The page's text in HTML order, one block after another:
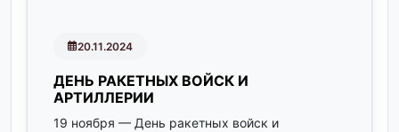
20.11.2024
ДЕНЬ РАКЕТНЫХ ВОЙСК И
АРТИЛЛЕРИИ
19 ноября — День ракетных войск и